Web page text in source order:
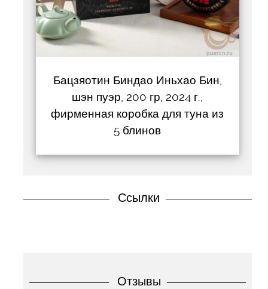
Бацзяотин Биндао Иньхао Бин,
шэн пуэр, 200 гр, 2024 г.,
фирменная коробка для туна из
5 блинов
Ссылки
Отзывы